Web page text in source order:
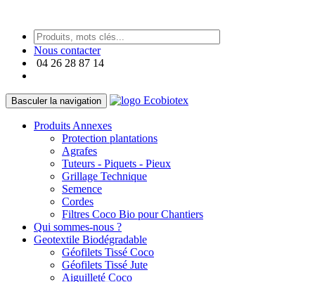
Nous contacter
04 26 28 87 14
Basculer la navigation
Produits Annexes
Protection plantations
Agrafes
Tuteurs - Piquets - Pieux
Grillage Technique
Semence
Cordes
Filtres Coco Bio pour Chantiers
Qui sommes-nous ?
Geotextile Biodégradable
Géofilets Tissé Coco
Géofilets Tissé Jute
Aiguilleté Coco